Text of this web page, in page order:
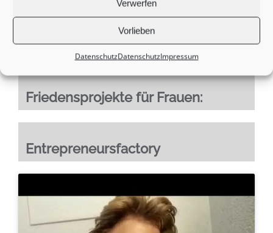
Verwerfen
Vorlieben
DatenschutzDatenschutzImpressum
PETS A Foreign Policy Ecosystem als Bildungsansatz- die
Agri Entrepreneurship Factory
Friedensprojekte für Frauen:
Entrepreneursfactory